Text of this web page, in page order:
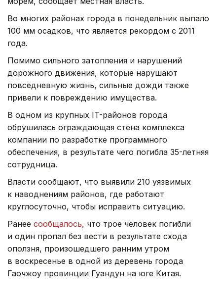
Во многих районах города в понедельник выпало
100 мм осадков, что является рекордом с 2011
года.
Помимо сильного затопления и нарушений
дорожного движения, которые нарушают
повседневную жизнь, сильные дожди также
привели к повреждению имущества.
В одном из крупных IT-районов города
обрушилась ограждающая стена комплекса
компании по разработке программного
обеспечения, в результате чего погибла 35-летняя
сотрудница.
Власти сообщают, что выявили 210 уязвимых
к наводнениям районов, где работают
круглосуточно, чтобы исправить ситуацию.
Ранее сообщалось, что трое человек погибли
и один пропал без вести в результате схода
оползня, произошедшего ранним утром
в воскресенье в одной из деревень города
Гаочжоу провинции Гуандун на юге Китая.